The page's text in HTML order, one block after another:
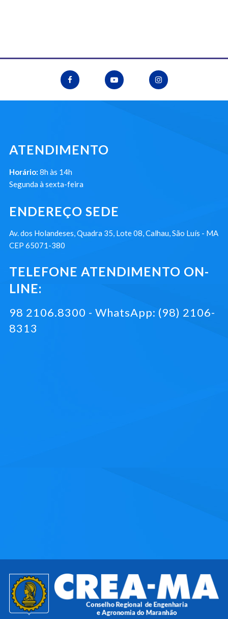
ATENDIMENTO
Horário: 8h às 14h
Segunda à sexta-feira
ENDEREÇO SEDE
Av. dos Holandeses, Quadra 35, Lote 08, Calhau, São Luís - MA
CEP 65071-380
TELEFONE ATENDIMENTO ON-
LINE:
98 2106.8300 - WhatsApp: (98) 2106-
8313